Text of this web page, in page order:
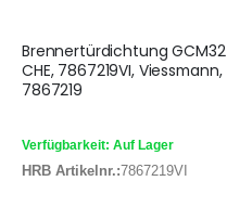
Brennertürdichtung GCM32
CHE, 7867219VI, Viessmann,
7867219
Verfügbarkeit: Auf Lager
HRB Artikelnr.:7867219VI